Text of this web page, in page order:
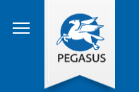
edasi
põhisisu